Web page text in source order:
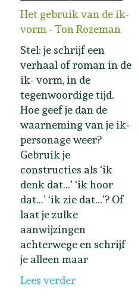
Het gebruik van de ik-
vorm - Ton Rozeman
Stel: je schrijf een
verhaal of roman in de
ik- vorm, in de
tegenwoordige tijd.
Hoe geef je dan de
waarneming van je ik-
personage weer?
Gebruik je
constructies als ‘ik
denk dat…’ ‘ik hoor
dat…’ ‘ik zie dat…’? Of
laat je zulke
aanwijzingen
achterwege en schrijf
je alleen maar
Lees verder